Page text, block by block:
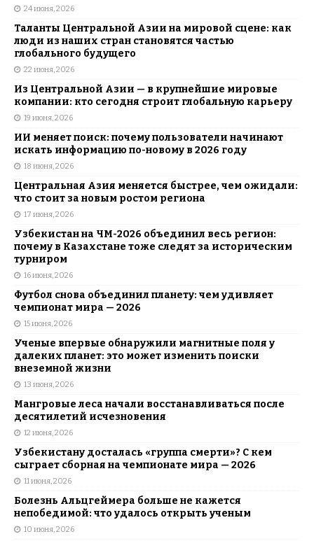
24 июня, 2026
Таланты Центральной Азии на мировой сцене: как
люди из наших стран становятся частью
глобального будущего
22 июня, 2026
Из Центральной Азии — в крупнейшие мировые
компании: кто сегодня строит глобальную карьеру
19 июня, 2026
ИИ меняет поиск: почему пользователи начинают
искать информацию по-новому в 2026 году
18 июня, 2026
Центральная Азия меняется быстрее, чем ожидали:
что стоит за новым ростом региона
17 июня, 2026
Узбекистан на ЧМ-2026 объединил весь регион:
почему в Казахстане тоже следят за историческим
турниром
16 июня, 2026
Футбол снова объединил планету: чем удивляет
чемпионат мира — 2026
15 июня, 2026
Ученые впервые обнаружили магнитные поля у
далеких планет: это может изменить поиски
внеземной жизни
13 июня, 2026
Мангровые леса начали восстанавливаться после
десятилетий исчезновения
12 июня, 2026
Узбекистану досталась «группа смерти»? С кем
сыграет сборная на чемпионате мира — 2026
11 июня, 2026
Болезнь Альцгеймера больше не кажется
непобедимой: что удалось открыть ученым
10 июня, 2026